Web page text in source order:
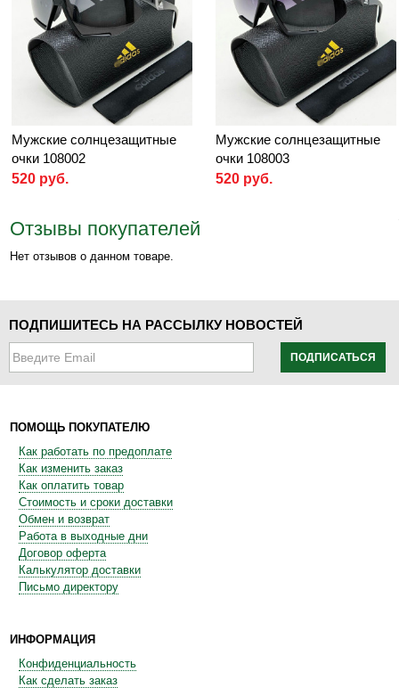
Мужские солнцезащитные
очки 108002
520 руб.
Мужские солнцезащитные
очки 108003
520 руб.
Отзывы покупателей
Нет отзывов о данном товаре.
ПОДПИШИТЕСЬ НА РАССЫЛКУ НОВОСТЕЙ
ПОДПИСАТЬСЯ
ПОМОЩЬ ПОКУПАТЕЛЮ
Как работать по предоплате
Как изменить заказ
Как оплатить товар
Стоимость и сроки доставки
Обмен и возврат
Работа в выходные дни
Договор оферта
Калькулятор доставки
Письмо директору
ИНФОРМАЦИЯ
Конфиденциальность
Как сделать заказ